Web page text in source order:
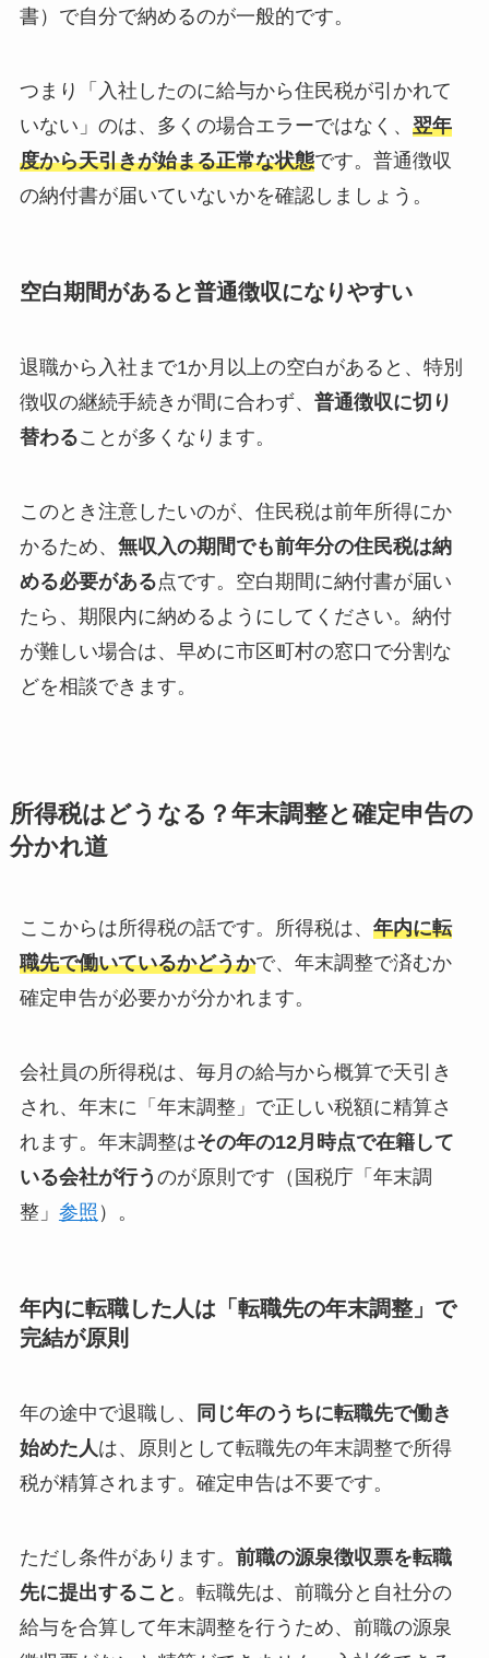
書）で自分で納めるのが一般的です。
つまり「入社したのに給与から住民税が引かれて
いない」のは、多くの場合エラーではなく、 翌年
度から天引きが始まる正常な状態です。普通徴収
の納付書が届いていないかを確認しましょう。
空白期間があると普通徴収になりやすい
退職から入社まで1か月以上の空白があると、特別
徴収の継続手続きが間に合わず、 普通徴収に切り
替わることが多くなります。
このとき注意したいのが、住民税は前年所得にか
かるため、 無収入の期間でも前年分の住民税は納
める必要がある点です。空白期間に納付書が届い
たら、期限内に納めるようにしてください。納付
が難しい場合は、早めに市区町村の窓口で分割な
どを相談できます。
所得税はどうなる？年末調整と確定申告の
分かれ道
ここからは所得税の話です。所得税は、 年内に転
職先で働いているかどうかで、年末調整で済むか
確定申告が必要かが分かれます。
会社員の所得税は、毎月の給与から概算で天引き
され、年末に「年末調整」で正しい税額に精算さ
れます。年末調整はその年の12月時点で在籍して
いる会社が行う のが原則です（国税庁「年末調
整」 参照 ）。
年内に転職した人は「転職先の年末調整」で
完結が原則
年の途中で退職し、
同じ年のうちに転職先で働き
始めた人は、原則として転職先の年末調整で所得
税が精算されます。確定申告は不要です。
ただし条件があります。 前職の源泉徴収票を転職
先に提出すること 。転職先は、前職分と自社分の
給与を合算して年末調整を行うため、前職の源泉